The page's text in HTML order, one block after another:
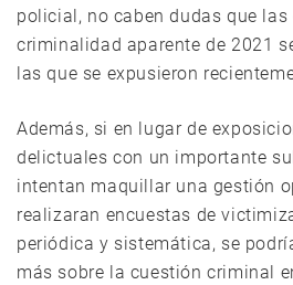
policial, no caben dudas que las
criminalidad aparente de 2021
las que se expusieron
Además, si en lugar de
delictuales con un importante
intentan maquillar una gestión
realizaran encuestas de
periódica y sistemática, se
más sobre la cuestión criminal